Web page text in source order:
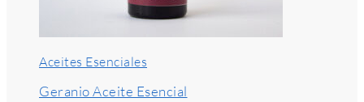
Aceites Esenciales
Geranio Aceite Esencial